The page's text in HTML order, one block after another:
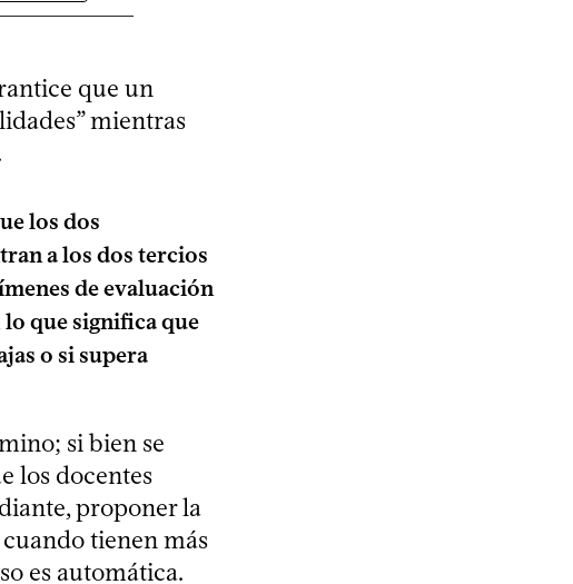
que un
mientras
los dos
a los dos tercios
de evaluación
que significa que
o si supera
si bien se
los docentes
proponer la
tienen más
es automática.